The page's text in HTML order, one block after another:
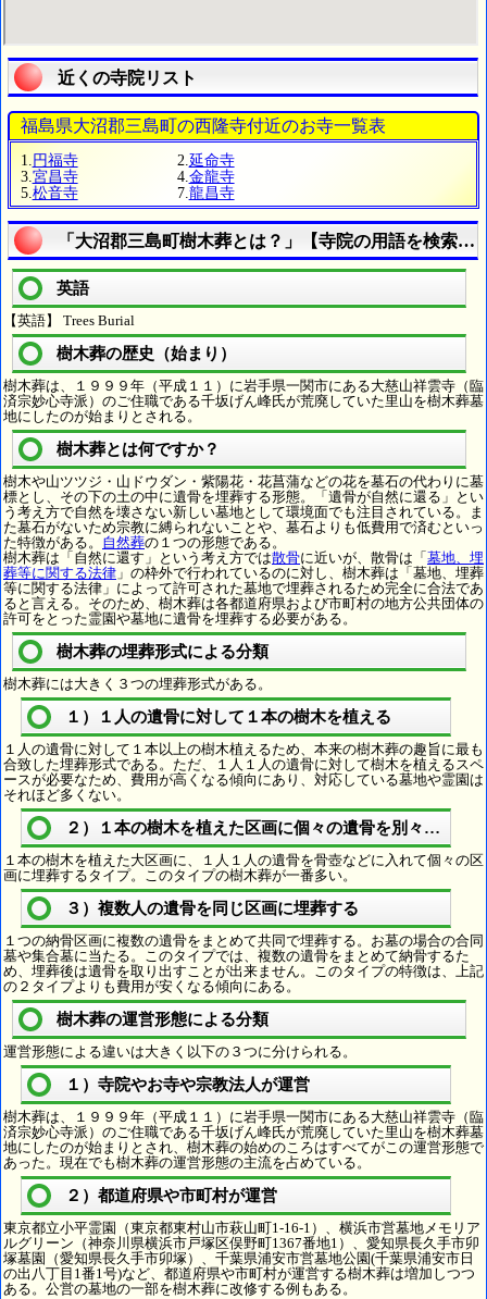
近くの寺院リスト
福島県大沼郡三島町の西隆寺付近のお寺一覧表
1. 円福寺 2. 延命寺
3. 宮昌寺 4. 金龍寺
5. 松音寺 7. 龍昌寺
「大沼郡三島町樹木葬とは？」【寺院の用語を検索す
英語
【英語】 Trees Burial
樹木葬の歴史（始まり）
樹木葬は、１９９９年（平成１１）に岩手県一関市にある大慈山祥雲寺（臨
済宗妙心寺派）のご住職である千坂げん峰氏が荒廃していた里山を樹木葬墓
地にしたのが始まりとされる。
樹木葬とは何ですか？
樹木や山ツツジ・山ドウダン・紫陽花・花菖蒲などの花を墓石の代わりに墓
標とし、その下の土の中に遺骨を埋葬する形態。「遺骨が自然に還る」とい
う考え方で自然を壊さない新しい墓地として環境面でも注目されている。ま
た墓石がないため宗教に縛られないことや、墓石よりも低費用で済むといっ
た特徴がある。 自然葬の１つの形態である。
樹木葬は「自然に還す」という考え方では散骨に近いが、散骨は「 墓地、埋
葬等に関する法律 」の枠外で行われているのに対し、樹木葬は「墓地、埋葬
等に関する法律」によって許可された墓地で埋葬されるため完全に合法であ
ると言える。そのため、樹木葬は各都道府県および市町村の地方公共団体の
許可をとった霊園や墓地に遺骨を埋葬する必要がある。
樹木葬の埋葬形式による分類
樹木葬には大きく３つの埋葬形式がある。
１）１人の遺骨に対して１本の樹木を植える
１人の遺骨に対して１本以上の樹木植えるため、本来の樹木葬の趣旨に最も
合致した埋葬形式である。ただ、１人１人の遺骨に対して樹木を植えるスペ
ースが必要なため、費用が高くなる傾向にあり、対応している墓地や霊園は
それほど多くない。
２）１本の樹木を植えた区画に個々の遺骨を別々に埋葬
１本の樹木を植えた大区画に、１人１人の遺骨を骨壺などに入れて個々の区
画に埋葬するタイプ。このタイプの樹木葬が一番多い。
３）複数人の遺骨を同じ区画に埋葬する
１つの納骨区画に複数の遺骨をまとめて共同で埋葬する。お墓の場合の合同
墓や集合墓に当たる。このタイプでは、複数の遺骨をまとめて納骨するた
め、埋葬後は遺骨を取り出すことが出来ません。このタイプの特徴は、上記
の２タイプよりも費用が安くなる傾向にある。
樹木葬の運営形態による分類
運営形態による違いは大きく以下の３つに分けられる。
１）寺院やお寺や宗教法人が運営
樹木葬は、１９９９年（平成１１）に岩手県一関市にある大慈山祥雲寺（臨
済宗妙心寺派）のご住職である千坂げん峰氏が荒廃していた里山を樹木葬墓
地にしたのが始まりとされ、樹木葬の始めのころはすべてがこの運営形態で
あった。現在でも樹木葬の運営形態の主流を占めている。
２）都道府県や市町村が運営
東京都立小平霊園（東京都東村山市萩山町1-16-1）、横浜市営墓地メモリア
ルグリーン（神奈川県横浜市戸塚区俣野町1367番地1）、愛知県長久手市卯
塚墓園（愛知県長久手市卯塚）、千葉県浦安市営墓地公園(千葉県浦安市日
の出八丁目1番1号)など、都道府県や市町村が運営する樹木葬は増加しつつ
ある。公営の墓地の一部を樹木葬に改修する例もある。